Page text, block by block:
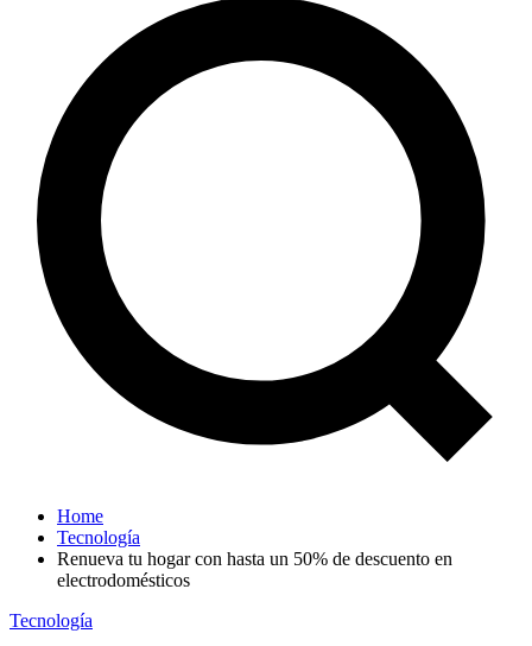
Home
Tecnología
Renueva tu hogar con hasta un 50% de descuento en
electrodomésticos
Tecnología